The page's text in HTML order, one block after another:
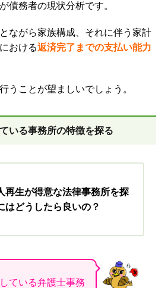
債務者の現状分析です。
ながら家族構成、それに伴う家計
おける返済完了までの支払い能力
うことが望ましいでしょう。
いる事務所の特徴を探る
再生が得意な法律事務所を探
はどうしたら良いの？
ている弁護士事務